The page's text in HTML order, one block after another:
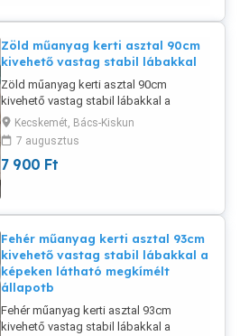
Zöld műanyag kerti asztal 90cm
kivehető vastag stabil lábakkal
Zöld műanyag kerti asztal 90cm
kivehető vastag stabil lábakkal a
képeken látható megkímélt állapotban
eladó. 71cm magas.
Kecskemét, Bács-Kiskun
7 augusztus
7 900 Ft
Fehér műanyag kerti asztal 93cm
kivehető vastag stabil lábakkal a
képeken látható megkímélt
állapotb
Fehér műanyag kerti asztal 93cm
kivehető vastag stabil lábakkal a